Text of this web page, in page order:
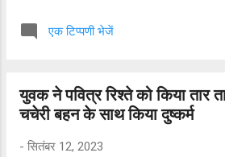
बलविंद्र सिंह टोहरी,
जब उसकी तलाशी ली तो
बरामद हुई। आरोपी की
एक टिप्पणी भेजें
युवक ने पवित्र रिश्ते को किया तार
चचेरी बहन के साथ किया दुष्कर्म
- सितंबर 12, 2023